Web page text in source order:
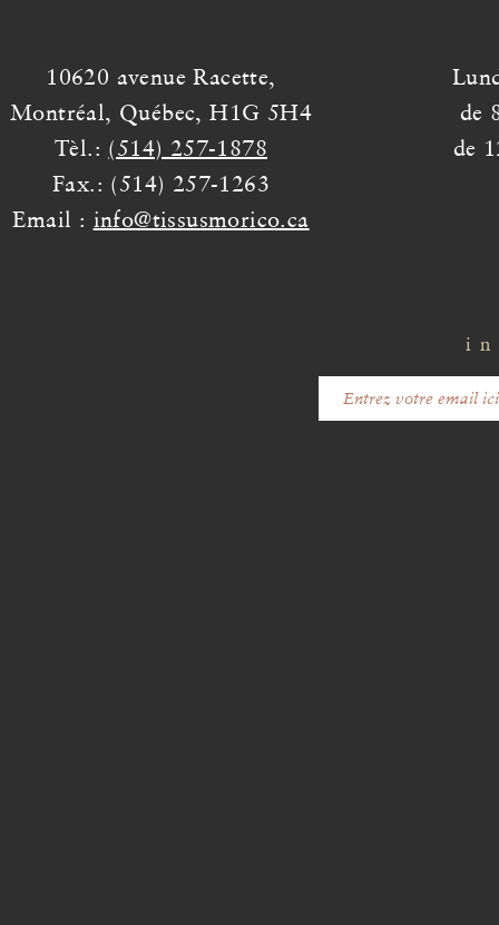
10620 avenue Racette,
Montréal, Québec, H1G 5H4
Tèl.: (514) 257-1878
Fax.: (514) 257-1263
Email : info@tissusmorico.ca
de
de